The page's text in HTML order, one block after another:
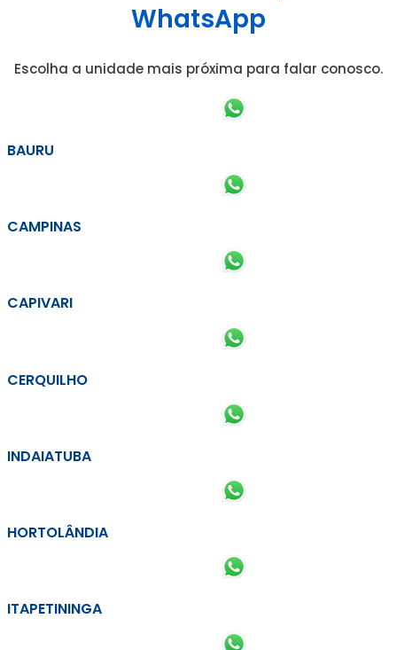
WhatsApp
Escolha a unidade mais próxima para falar conosco.
BAURU
CAMPINAS
CAPIVARI
CERQUILHO
INDAIATUBA
HORTOLÂNDIA
ITAPETININGA